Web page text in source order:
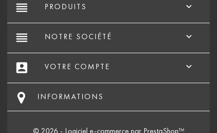
reorder PRODUITS 
reorder NOTRE SOCIÉTÉ 
account_box VOTRE COMPTE 
INFORMATIONS
© 2026 - Logiciel e-commerce par PrestaShop™